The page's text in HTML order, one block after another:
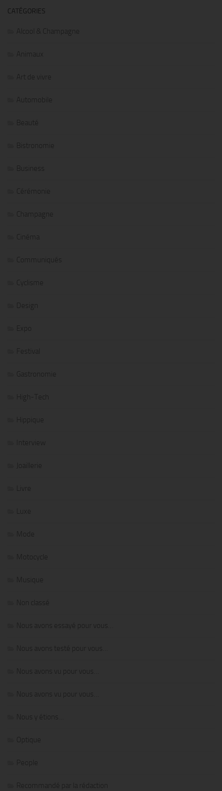
CATÉGORIES
Alcool & Champagne
Animaux
Art de vivre
Automobile
Beauté
Bistronomie
Business
Cérémonie
Champagne
Cinéma
Communiqués
Cyclisme
Design
Expo
Festival
Gastronomie
High-Tech
Hippique
Interview
Joaillerie
Livre
Luxe
Mode
Motocycle
Musique
Non classé
Nous avons essayé pour vous…
Nous avons testé pour vous…
Nous avons vu pour vous…
Nous avons vu pour vous…
Nous y étions…
Optique
People
Recommandé par la rédaction